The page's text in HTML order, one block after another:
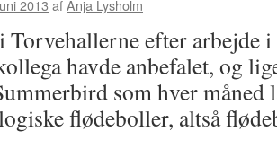
2013 afAnja Lysholm
Torvehallerne efter arbejde
havde anbefalet, og
som hver måned
flødeboller, altså